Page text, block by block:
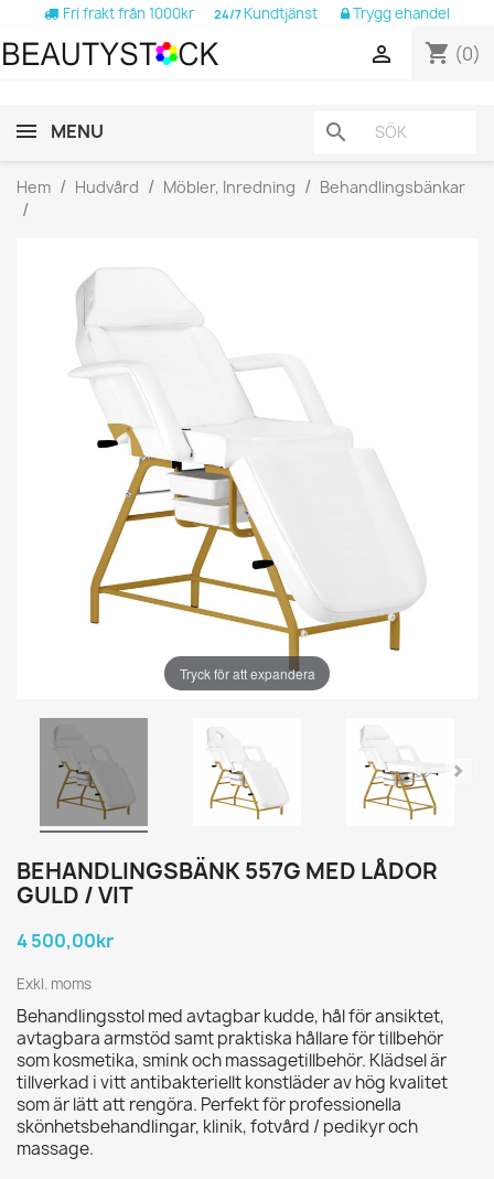
Fri frakt från 1000kr 24/7 Kundtjänst Trygg ehandel
shopping_cart (0)

MENU search
Hem Hudvård Möbler, Inredning Behandlingsbänkar
Tryck för att expandera
BEHANDLINGSBÄNK 557G MED LÅDOR
GULD / VIT
4 500,00kr
Exkl. moms
Behandlingsstol med avtagbar kudde, hål för ansiktet,
avtagbara armstöd samt praktiska hållare för tillbehör
som kosmetika, smink och massagetillbehör. Klädsel är
tillverkad i vitt antibakteriellt konstläder av hög kvalitet
som är lätt att rengöra. Perfekt för professionella
skönhetsbehandlingar, klinik, fotvård / pedikyr och
massage.